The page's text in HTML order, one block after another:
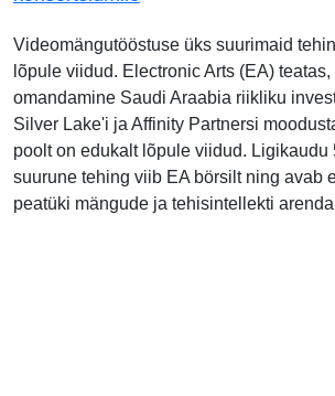
Videomängutööstuse üks suurimaid
lõpule viidud. Electronic Arts (EA) teatas,
omandamine Saudi Araabia riikliku
Silver Lake'i ja Affinity Partnersi
poolt on edukalt lõpule viidud. Ligikaudu
suurune tehing viib EA börsilt ning avab
peatüki mängude ja tehisintellekti